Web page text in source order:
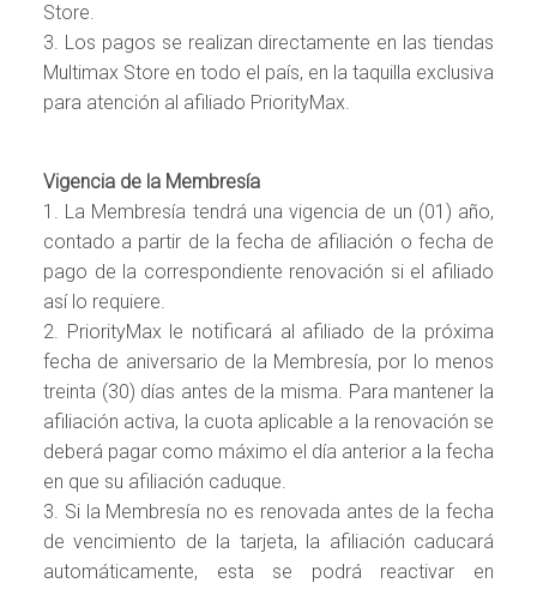
Store.
3. Los pagos se realizan directamente en las tiendas
Multimax Store en todo el país, en la taquilla exclusiva
para atención al afiliado PriorityMax.
Vigencia de la Membresía
1. La Membresía tendrá una vigencia de un (01) año,
contado a partir de la fecha de afiliación o fecha de
pago de la correspondiente renovación si el afiliado
así lo requiere.
2. PriorityMax le notificará al afiliado de la próxima
fecha de aniversario de la Membresía, por lo menos
treinta (30) días antes de la misma. Para mantener la
afiliación activa, la cuota aplicable a la renovación se
deberá pagar como máximo el día anterior a la fecha
en que su afiliación caduque.
3. Si la Membresía no es renovada antes de la fecha
de vencimiento de la tarjeta, la afiliación caducará
automáticamente, esta se podrá reactivar en